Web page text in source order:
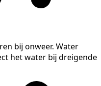
bij onweer. Water
het water bij dreigende